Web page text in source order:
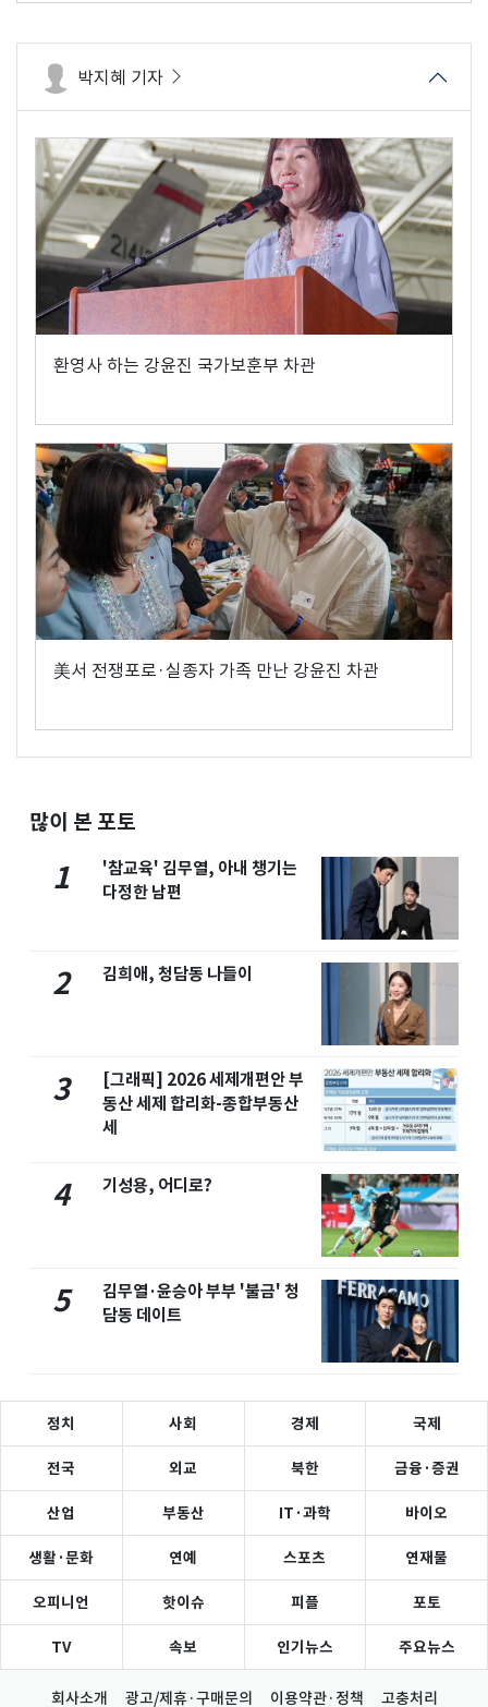
박지혜 기자
환영사 하는 강윤진 국가보훈부 차관
美서 전쟁포로·실종자 가족 만난 강윤진 차관
많이 본 포토
1
'참교육' 김무열, 아내 챙기는
다정한 남편
2 김희애, 청담동 나들이
3
[그래픽] 2026 세제개편안 부
동산 세제 합리화-종합부동산
세
4 기성용, 어디로?
5
김무열·윤승아 부부 '불금' 청
담동 데이트
정치 사회 경제 국제
전국 외교 북한 금융·증권
산업 부동산 IT·과학 바이오
생활·문화 연예 스포츠 연재물
오피니언 핫이슈 피플 포토
TV 속보 인기뉴스 주요뉴스
회사소개 광고/제휴·구매문의 이용약관·정책 고충처리